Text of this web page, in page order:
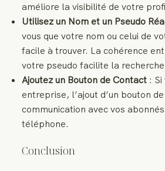
améliore la visibilité de votre
Utilisez un Nom et un Pseudo
vous que votre nom ou celui de
facile à trouver. La cohérence
votre pseudo facilite la
Ajoutez un Bouton de Contact :
entreprise, l’ajout d’un bouton
communication avec vos
téléphone.
Conclusion